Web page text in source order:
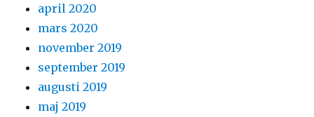
april 2020
mars 2020
november 2019
september 2019
augusti 2019
maj 2019